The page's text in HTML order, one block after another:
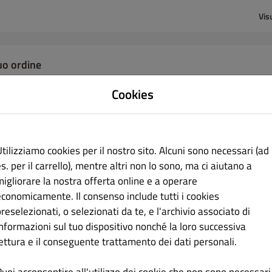
ordine
Aggiungi le voci di menu al tuo carrello.
Procedi al pagamento
indirizzo IP (216.73.216.24) è stato registrato per la prevenzione delle frodi.
Cookies
cookies per il nostro sito. Alcuni sono necessari (ad
per il carrello), mentre altri non lo sono, ma ci aiutano a
la nostra offerta online e a operare
Il consenso include tutti i cookies
o selezionati da te, e l'archivio associato di
sul tuo dispositivo nonché la loro successiva
e il conseguente trattamento dei dati personali.